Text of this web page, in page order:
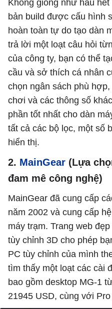
Không giống như hầu
bản build được cấu hình
hoàn toàn tự do tạo dàn
trả lời một loạt câu hỏi
của công ty, bạn có thể
cầu và sở thích cá nhân
chọn ngân sách phù
chơi và các thông số
phần tốt nhất cho dàn
tất cả các bộ lọc, một số
hiển thị.
2. MainGear (Lựa
đam mê công nghệ)
MainGear đã cung cấp
năm 2002 và cung cấp
máy trạm. Trang web
tùy chỉnh 3D cho phép
PC tùy chỉnh của mình
tìm thấy một loạt các cài
bao gồm desktop MG‑1
21945 USD, cùng với